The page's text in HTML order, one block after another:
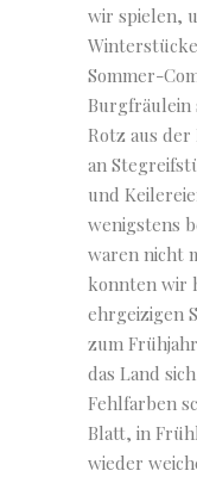
wir spielen,
Sommer-
Burgfräulein
Rotz aus
an
und
wenigstens
waren nicht
konnten wir
ehrgeizigen
zum
das Land
Fehlfarben
Blatt, in
wieder